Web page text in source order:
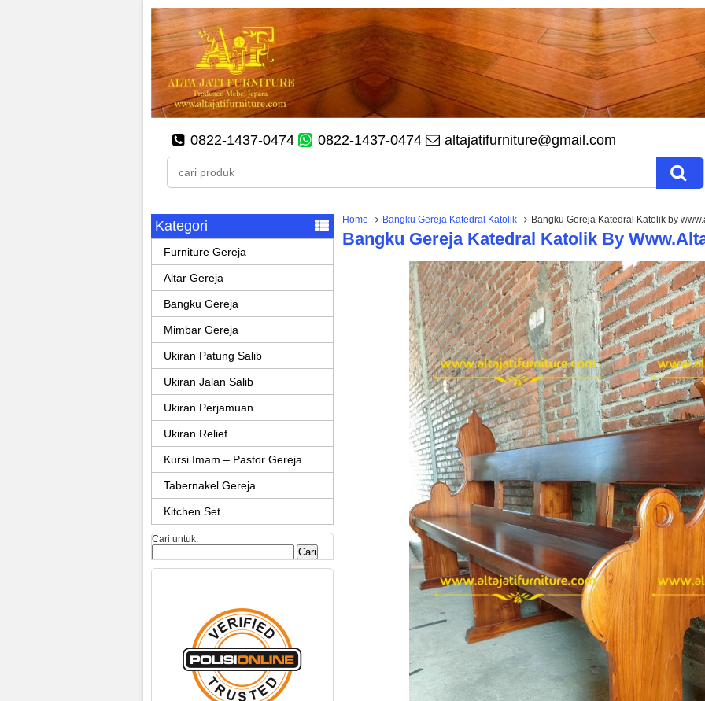
0822-1437-0474 0822-1437-0474 altajatifurniture@gmail.com
Home Bangku Gereja Katedral Katolik Bangku Gereja Katedral Katolik by
Bangku Gereja Katedral Katolik By
Kategori
Furniture Gereja
Altar Gereja
Bangku Gereja
Mimbar Gereja
Ukiran Patung Salib
Ukiran Jalan Salib
Ukiran Perjamuan
Ukiran Relief
Kursi Imam – Pastor Gereja
Tabernakel Gereja
Kitchen Set
Cari untuk: